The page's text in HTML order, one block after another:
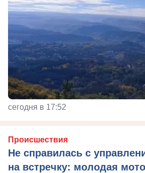
сегодня в 17:52
Происшествия
Не справилась с
на встречку: молодая